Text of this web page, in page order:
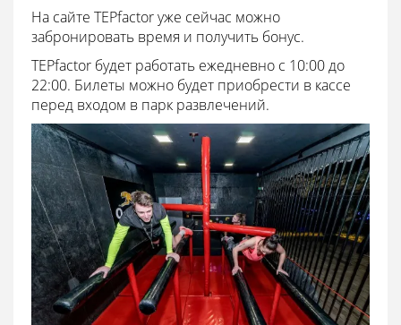
На сайте TEPfactor уже сейчас можно
забронировать время и получить бонус.
TEPfactor будет работать ежедневно с 10:00 до
22:00. Билеты можно будет приобрести в кассе
перед входом в парк развлечений.